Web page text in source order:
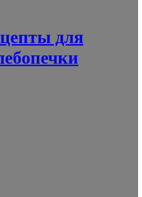
для